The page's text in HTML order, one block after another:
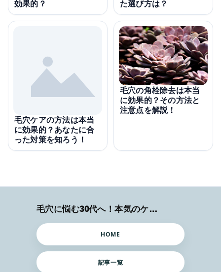
効果的？
た選び方は？
毛穴ケアの方法は本当
に効果的？あなたに合
った対策を知ろう！
毛穴の角栓除去は本当
に効果的？その方法と
注意点を解説！
毛穴に悩む30代へ！本気のケア術特集
HOME
記事一覧